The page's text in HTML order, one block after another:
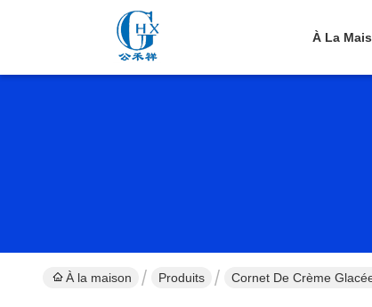
À La
À la maison Produits Cornet De Crème